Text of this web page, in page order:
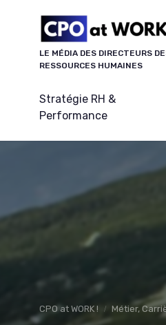
LE MÉDIA DES DIRECTEURS
RESSOURCES HUMAINES
Stratégie RH &
Performance
CPO at WORK ! Métier,